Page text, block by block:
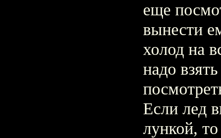
еще
вынести
холод на
надо
Если лед
лункой,